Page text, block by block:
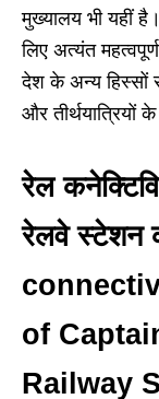
मुख्यालय भी यहीं
लिए अत्यंत
देश के अन्य हिस्सों
और तीर्थयात्रियों
रेल
रेलवे स्टेशन
of
Railway